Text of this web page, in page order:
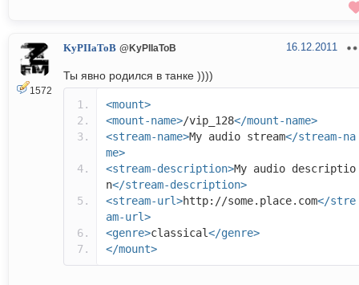
1572
KyPIIaToB @KyPIIaToB 16.12.2011
Ты явно родился в танке ))))
<mount>
<mount-name>/vip_128</mount-name>
<stream-name>My audio stream</stream-na
me>
<stream-description>My audio descriptio
n</stream-description>
<stream-url>http://some.place.com</stre
am-url>
<genre>classical</genre>
</mount>